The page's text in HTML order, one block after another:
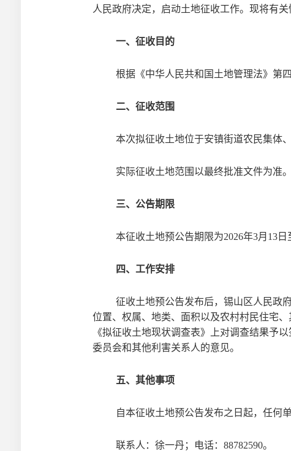
人民政府决定，启动土地征收工作。现将有关
一、征收目的
根据《中华人民共和国土地管理法》第
二、征收范围
本次拟征收土地位于安镇街道农民集体
实际征收土地范围以最终批准文件为准。
三、公告期限
本征收土地预公告期限为2026年3月 13日
四、工作安排
征收土地预公告发布后，锡山区人民政
位置、权属、地类、面积以及农村村民住宅
《拟征收土地现状调查表》上对调查结果予
委员会和其他利害关系人的意见。
五、其他事项
自本征收土地预公告发布之日起，任
联系人：徐一丹；电话：88782590。